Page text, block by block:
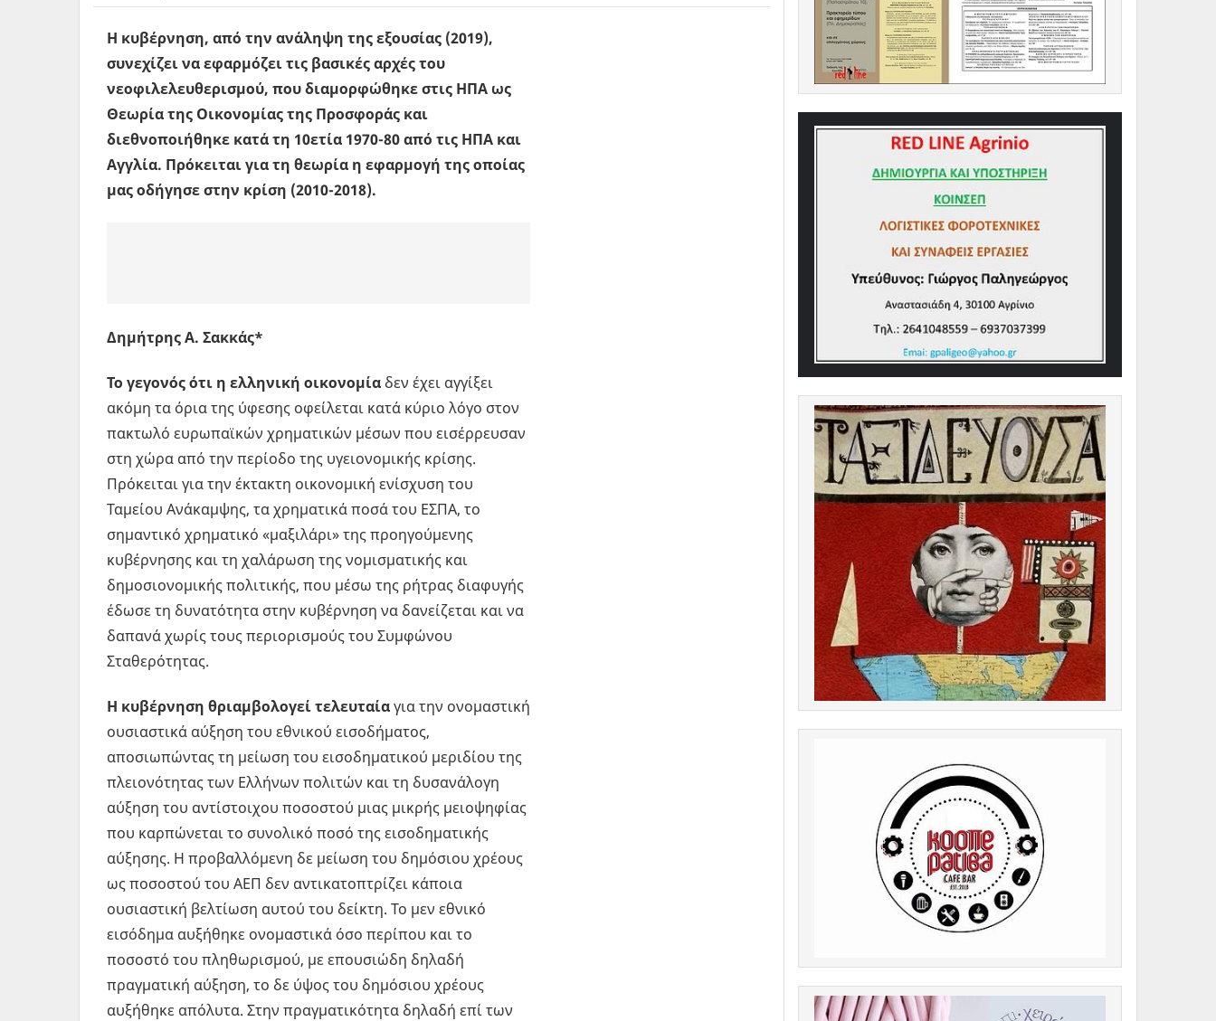
Η κυβέρνηση, από την ανάληψη της εξουσίας (2019),
συνεχίζει να εφαρμόζει τις βασικές αρχές του
νεοφιλελευθερισμού, που διαμορφώθηκε στις ΗΠΑ ως
Θεωρία της Οικονομίας της Προσφοράς και
διεθνοποιήθηκε κατά τη 10ετία 1970-80 από τις ΗΠΑ και
Αγγλία. Πρόκειται για τη θεωρία η εφαρμογή της οποίας
μας οδήγησε στην κρίση (2010-2018).
Δημήτρης Α. Σακκάς*
Το γεγονός ότι η ελληνική οικονομία δεν έχει αγγίξει
ακόμη τα όρια της ύφεσης οφείλεται κατά κύριο λόγο στον
πακτωλό ευρωπαϊκών χρηματικών μέσων που εισέρρευσαν
στη χώρα από την περίοδο της υγειονομικής κρίσης.
Πρόκειται για την έκτακτη οικονομική ενίσχυση του
Ταμείου Ανάκαμψης, τα χρηματικά ποσά του ΕΣΠΑ, το
σημαντικό χρηματικό «μαξιλάρι» της προηγούμενης
κυβέρνησης και τη χαλάρωση της νομισματικής και
δημοσιονομικής πολιτικής, που μέσω της ρήτρας διαφυγής
έδωσε τη δυνατότητα στην κυβέρνηση να δανείζεται και να
δαπανά χωρίς τους περιορισμούς του Συμφώνου
Σταθερότητας.
Η κυβέρνηση θριαμβολογεί τελευταίαγια την ονομαστική
ουσιαστικά αύξηση του εθνικού εισοδήματος,
αποσιωπώντας τη μείωση του εισοδηματικού μεριδίου της
πλειονότητας των Ελλήνων πολιτών και τη δυσανάλογη
αύξηση του αντίστοιχου ποσοστού μιας μικρής μειοψηφίας
που καρπώνεται το συνολικό ποσό της εισοδηματικής
αύξησης. Η προβαλλόμενη δε μείωση του δημόσιου χρέους
ως ποσοστού του ΑΕΠ δεν αντικατοπτρίζει κάποια
ουσιαστική βελτίωση αυτού του δείκτη. Το μεν εθνικό
εισόδημα αυξήθηκε ονομαστικά όσο περίπου και το
ποσοστό του πληθωρισμού, με επουσιώδη δηλαδή
πραγματική αύξηση, το δε ύψος του δημόσιου χρέους
αυξήθηκε απόλυτα. Στην πραγματικότητα δηλαδή επί των